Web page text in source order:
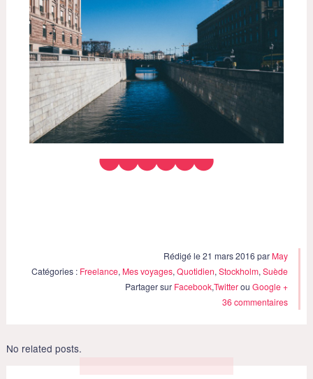
Rédigé le 21 mars 2016 par May
Catégories : Freelance, Mes voyages,Quotidien,Stockholm,Suède
Partager sur Facebook,TwitterouGoogle +
36 commentaires
No related posts.